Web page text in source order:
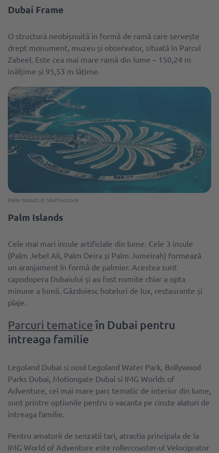
Dubai Frame
O structură neobișnuită ȋn formă de ramă care servește
drept monument, muzeu și observator, situată în Parcul
Zabeel. Este cea mai mare ramă din lume – 150,24 m
înălțime și 95,53 m lățime.
Palm Islands © Shutterstock
Palm Islands
Cele mai mari insule artificiale din lume. Cele 3 insule
(Palm Jebel Ali, Palm Deira și Palm Jumeirah) formează
un aranjament în formă de palmier. Acestea sunt
capodopera Dubaiului și au fost numite chiar a opta
minune a lumii. Găzduiesc hoteluri de lux, restaurante și
plaje.
Parcuri tematiceȋn Dubai pentru
intreaga familie
Legoland Dubai si noul Legoland Water Park, Bollywood
Parks Dubai, Motiongate Dubai si IMG Worlds of
Adventure, cel mai mare parc tematic de interior din lume,
sunt printre optiunile pentru o vacanta pe cinste alaturi de
intreaga familie.
Pentru amatorii de senzatii tari, atractia principala de la
IMG World of Adventure este rollercoaster-ul Velociprator